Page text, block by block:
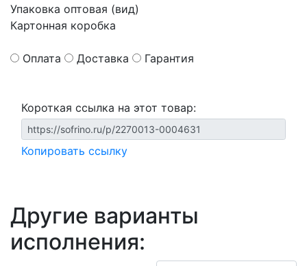
Упаковка оптовая (вид)
Картонная коробка
Оплата Доставка Гарантия
Короткая ссылка на этот товар:
Копировать ссылку
Другие варианты
исполнения: